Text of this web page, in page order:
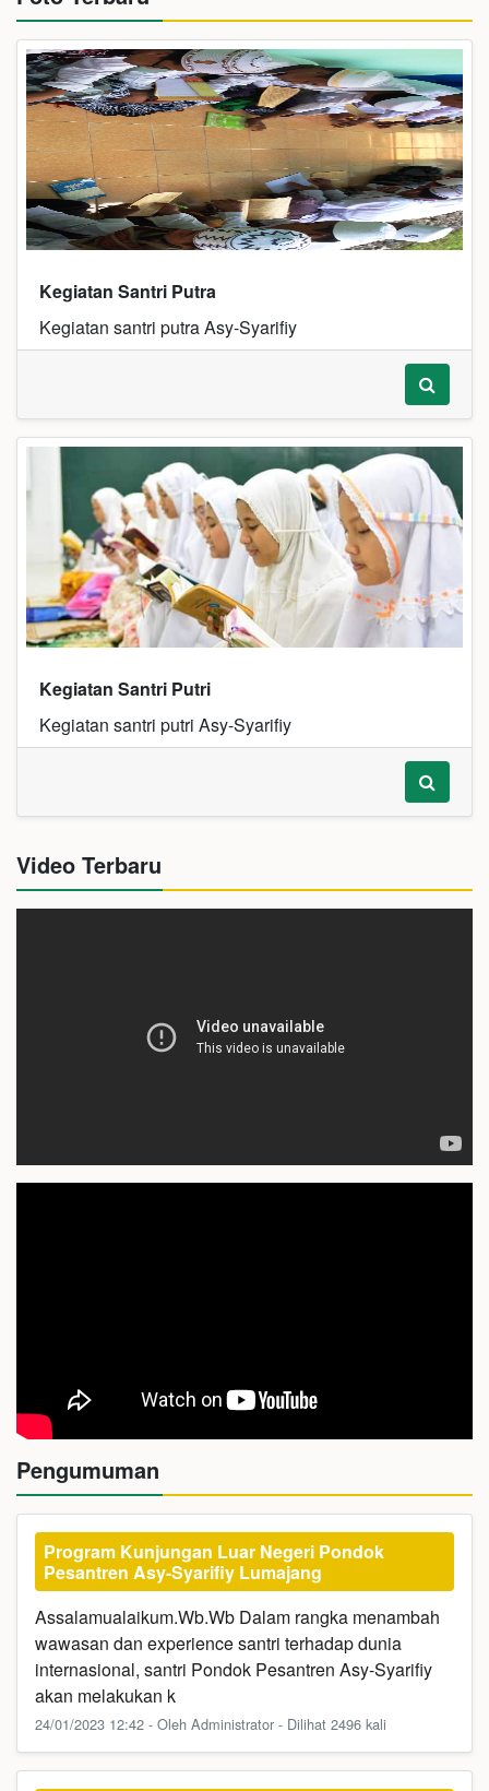
Kegiatan Santri Putra
Kegiatan santri putra Asy-Syarifiy
Kegiatan Santri Putri
Kegiatan santri putri Asy-Syarifiy
Video Terbaru
Pengumuman
Program Kunjungan Luar Negeri Pondok
Pesantren Asy-Syarifiy Lumajang
Assalamualaikum.Wb.Wb Dalam rangka menambah
wawasan dan experience santri terhadap dunia
internasional, santri Pondok Pesantren Asy-Syarifiy
akan melakukan k
24/01/2023 12:42 - Oleh Administrator - Dilihat 2496 kali